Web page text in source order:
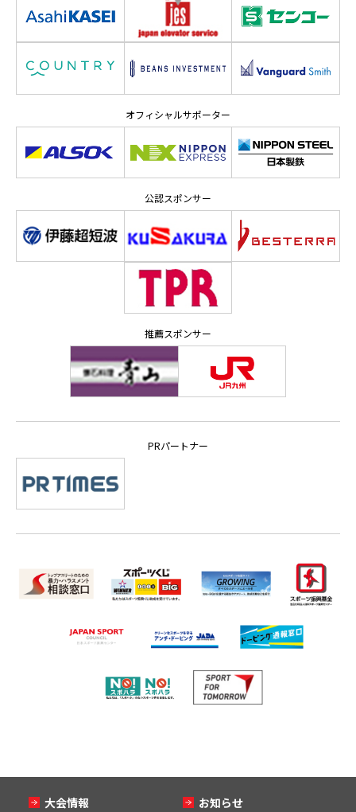
オフィシャルサポーター
公認スポンサー
推薦スポンサー
PRパートナー
大会情報 お知らせ